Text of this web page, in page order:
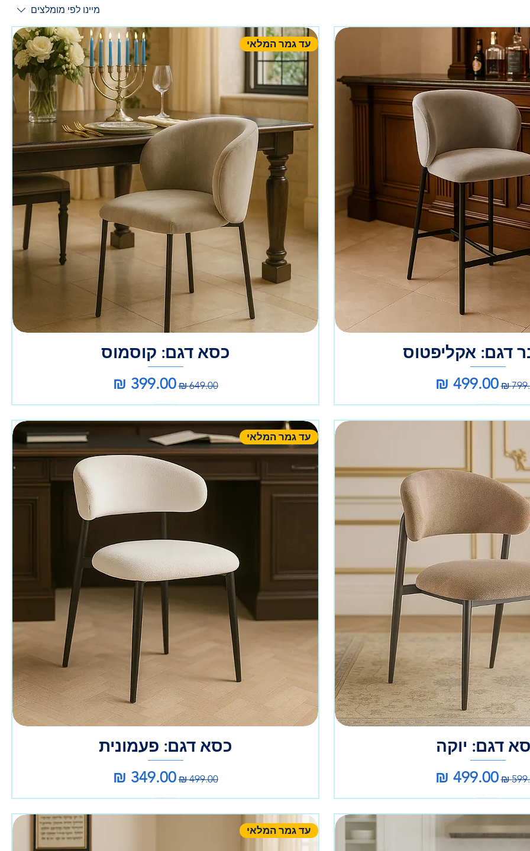
מיינו לפי מומלצים
דגם: אקליפטוס
רגיל
מחיר מבצע‏499.00 ‏₪
עד גמר המלאי
כסא דגם: קוסמוס
מחיר רגיל‏649.00 ‏₪ מחיר מבצע‏399.00 ‏₪
דגם: יוקה
רגיל
מחיר מבצע‏499.00 ‏₪
עד גמר המלאי
כסא דגם: פעמונית
מחיר רגיל‏499.00 ‏₪ מחיר מבצע‏349.00 ‏₪
עד גמר המלאי